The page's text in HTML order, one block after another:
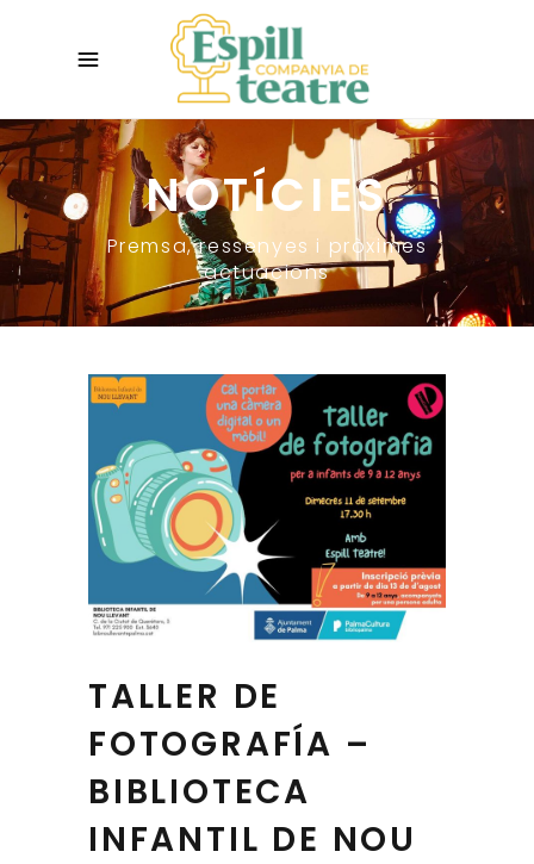
NOTÍCIES
Premsa, ressenyes i pròximes
actuacions
TALLER DE
FOTOGRAFÍA –
BIBLIOTECA
INFANTIL DE NOU